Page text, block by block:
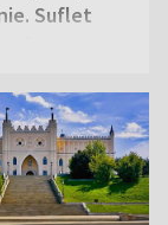
Suflet